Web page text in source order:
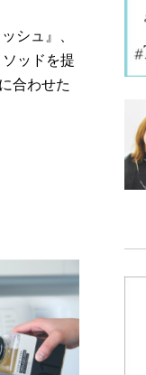
シュ』、
ッドを提
合わせた